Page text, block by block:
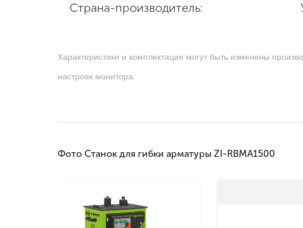
Страна-производитель:
Характеристики и комплектация могут быть изменены
настроек монитора.
Фото Станок для гибки арматуры ZI-RBMA1500